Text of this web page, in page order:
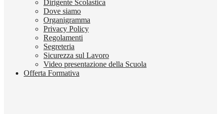
Dirigente Scolastica
Dove siamo
Organigramma
Privacy Policy
Regolamenti
Segreteria
Sicurezza sul Lavoro
Video presentazione della Scuola
Offerta Formativa